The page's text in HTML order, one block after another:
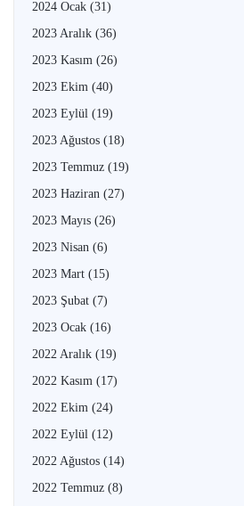
2024 Ocak (31)
2023 Aralık (36)
2023 Kasım (26)
2023 Ekim (40)
2023 Eylül (19)
2023 Ağustos (18)
2023 Temmuz (19)
2023 Haziran (27)
2023 Mayıs (26)
2023 Nisan (6)
2023 Mart (15)
2023 Şubat (7)
2023 Ocak (16)
2022 Aralık (19)
2022 Kasım (17)
2022 Ekim (24)
2022 Eylül (12)
2022 Ağustos (14)
2022 Temmuz (8)